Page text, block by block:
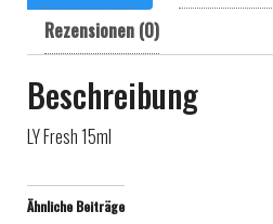
Rezensionen (0)
Beschreibung
LY Fresh 15ml
Ähnliche Beiträge